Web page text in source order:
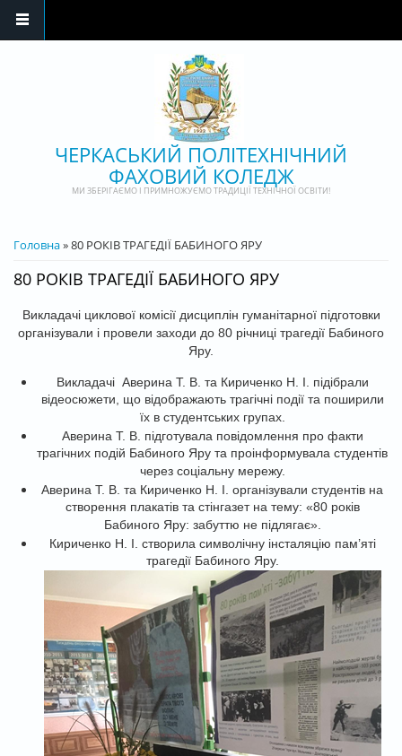
ЧЕРКАСЬКИЙ ПОЛІТЕХНІЧНИЙ
ФАХОВИЙ КОЛЕДЖ
МИ ЗБЕРІГАЄМО І ПРИМНОЖУЄМО ТРАДИЦІЇ ТЕХНІЧНОЇ ОСВІТИ!
ВИ Є ТУТ
Головна» 80 РОКІВ ТРАГЕДІЇ БАБИНОГО ЯРУ
80 РОКІВ ТРАГЕДІЇ БАБИНОГО ЯРУ
Викладачі циклової комісії дисциплін гуманітарної підготовки
організували і провели заходи до 80 річниці трагедії Бабиного
Яру.
Викладачі Аверина Т. В. та Кириченко Н. І. підібрали
відеосюжети, що відображають трагічні події та поширили
їх в студентських групах.
Аверина Т. В. підготувала повідомлення про факти
трагічних подій Бабиного Яру та проінформувала студентів
через соціальну мережу.
Аверина Т. В. та Кириченко Н. І. організували студентів на
створення плакатів та стінгазет на тему: «80 років
Бабиного Яру: забуттю не підлягає».
Кириченко Н. І. створила символічну інсталяцію пам’яті
трагедії Бабиного Яру.